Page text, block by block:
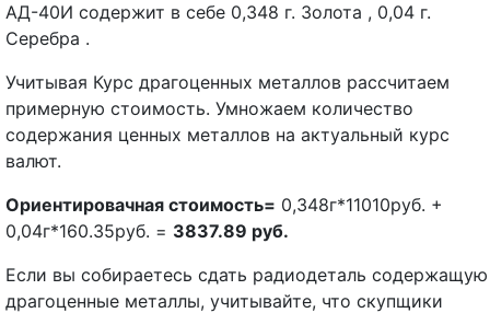
АД-40И содержит в себе 0,348 г. Золота , 0,04 г.
Серебра .
Учитывая Курс драгоценных металлов рассчитаем
примерную стоимость. Умножаем количество
содержания ценных металлов на актуальный курс
валют.
Ориентировачная стоимость= 0,348г*11010руб. +
0,04г*160.35руб. = 3837.89 руб.
Если вы собираетесь сдать радиодеталь содержащую
драгоценные металлы, учитывайте, что скупщики